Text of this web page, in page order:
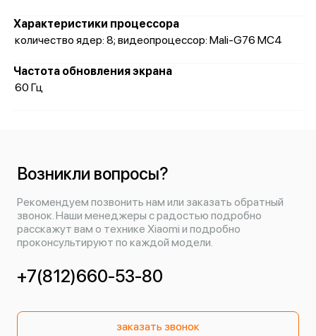
Характеристики процессора
количество ядер: 8; видеопроцессор: Mali-G76 MC4
Частота обновления экрана
60 Гц
Возникли вопросы?
Рекомендуем позвонить нам или заказать обратный
звонок. Наши менеджеры с радостью подробно
расскажут вам о технике Xiaomi и подробно
проконсультируют по каждой модели.
+7(812)660-53-80
заказать звонок